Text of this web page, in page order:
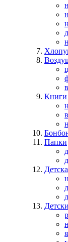
Книги
Папки